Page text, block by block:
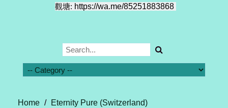
觀塘: https://wa.me/85251883868
Home / Eternity Pure (Switzerland)